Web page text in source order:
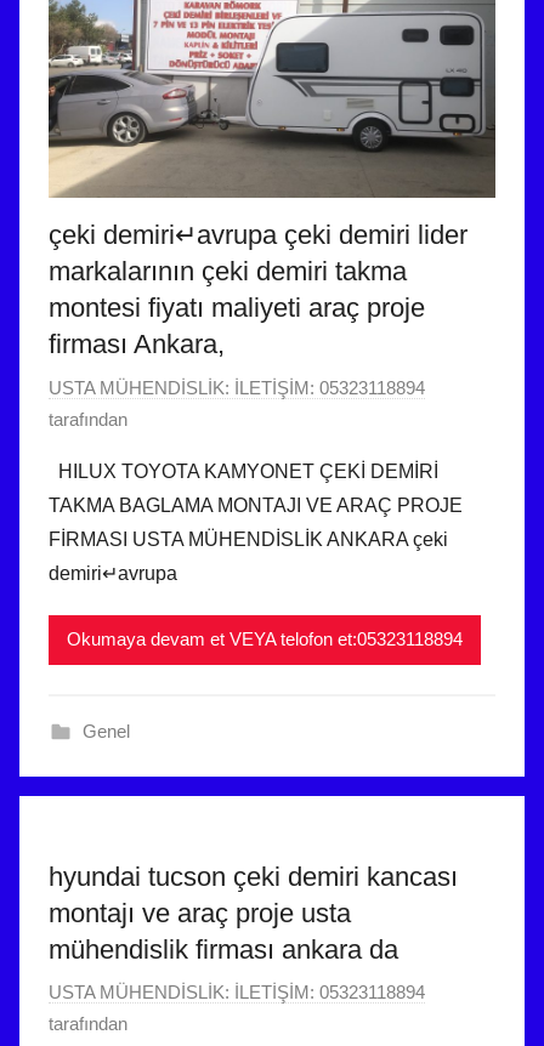
n
d
e
g
ö
e
r
i
l
i
ş
çeki demiri↵avrupa çeki demiri lider
markalarının çeki demiri takma
montesi fiyatı maliyeti araç proje
firması Ankara,
6
O
k
2
0
t
r
h
d
e
g
ö
n
USTA MÜHENDİSLİK: İLETİŞİM: 05323118894
tarafından
HILUX TOYOTA KAMYONET ÇEKİ DEMİRİ
TAKMA BAGLAMA MONTAJI VE ARAÇ PROJE
FİRMASI USTA MÜHENDİSLİK ANKARA çeki
demiri↵avrupa
Okumaya devam et VEYA telofon et:05323118894
Genel
hyundai tucson çeki demiri kancası
montajı ve araç proje usta
mühendislik firması ankara da
1
1
USTA MÜHENDİSLİK: İLETİŞİM: 05323118894
tarafından